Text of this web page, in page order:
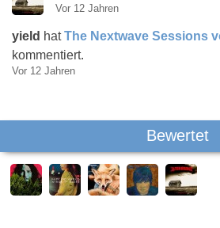
Vor 12 Jahren
yield hatThe Nextwave Sessions
kommentiert.
Vor 12 Jahren
Bewertet